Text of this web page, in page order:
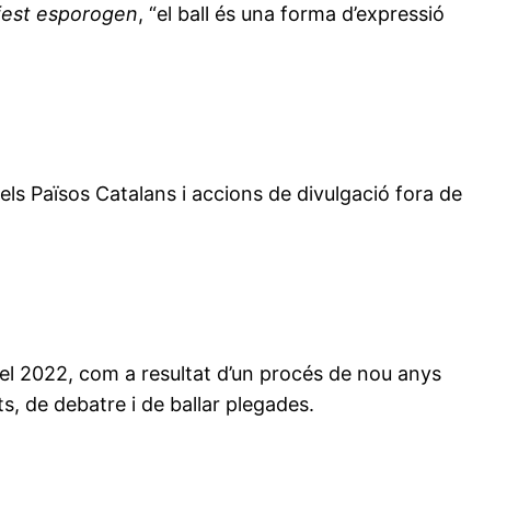
esporogen, “el ball és una forma d’expressió
Països Catalans i accions de divulgació fora de
2022, com a resultat d’un procés de nou anys
de debatre i de ballar plegades.